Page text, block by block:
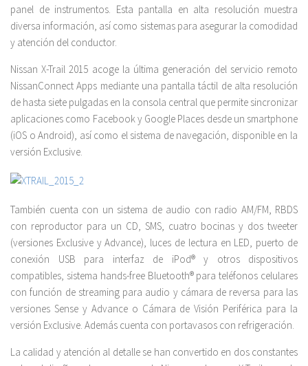
panel de instrumentos. Esta pantalla en alta resolución muestra
diversa información, así como sistemas para asegurar la comodidad
y atención del conductor.
Nissan X-Trail 2015 acoge la última generación del servicio remoto
NissanConnect Apps mediante una pantalla táctil de alta resolución
de hasta siete pulgadas en la consola central que permite sincronizar
aplicaciones como Facebook y Google Places desde un smartphone
(iOS o Android), así como el sistema de navegación, disponible en la
versión Exclusive.
También cuenta con un sistema de audio con radio AM/FM, RBDS
con reproductor para un CD, SMS, cuatro bocinas y dos tweeter
(versiones Exclusive y Advance), luces de lectura en LED, puerto de
conexión USB para interfaz de iPod® y otros dispositivos
compatibles, sistema hands-free Bluetooth® para teléfonos celulares
con función de streaming para audio y cámara de reversa para las
versiones Sense y Advance o Cámara de Visión Periférica para la
versión Exclusive. Además cuenta con portavasos con refrigeración.
La calidad y atención al detalle se han convertido en dos constantes